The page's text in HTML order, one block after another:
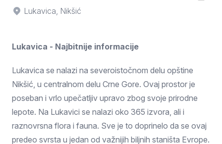
Lukavica, Nikšić
Lukavica - Najbitnije informacije
Lukavica se nalazi na severoistočnom delu opštine
Nikšić, u centralnom delu Crne Gore. Ovaj prostor je
poseban i vrlo upečatljiv upravo zbog svoje prirodne
lepote. Na Lukavici se nalazi oko 365 izvora, ali i
raznovrsna flora i fauna. Sve je to doprinelo da se ovaj
predeo svrsta u jedan od važnijih biljnih staništa Evrope.